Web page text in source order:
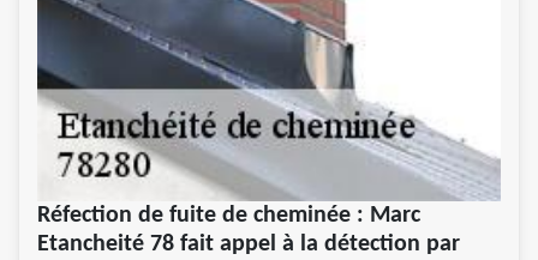
Réfection de fuite de cheminée : Marc
Etancheité 78 fait appel à la détection par